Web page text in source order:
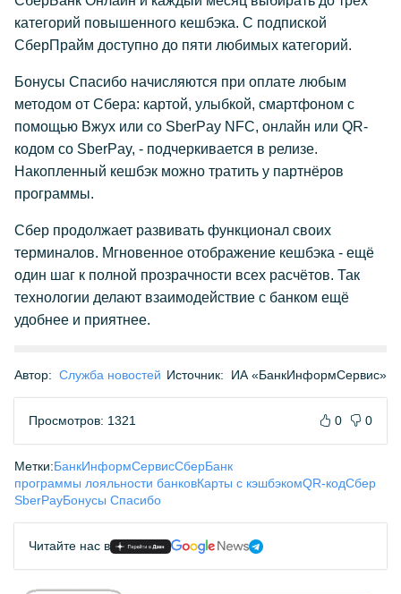
категорий повышенного кешбэка. С подпиской
СберПрайм доступно до пяти любимых категорий.
Бонусы Спасибо начисляются при оплате любым
методом от Сбера: картой, улыбкой, смартфоном с
помощью Вжух или со SberPay NFC, онлайн или QR-
кодом со SberPay, - подчеркивается в релизе.
Накопленный кешбэк можно тратить у партнёров
программы.
Сбер продолжает развивать функционал своих
терминалов. Мгновенное отображение кешбэка - ещё
один шаг к полной прозрачности всех расчётов. Так
технологии делают взаимодействие с банком ещё
удобнее и приятнее.
Автор: Служба новостей Источник: ИА «БанкИнформСервис»
Просмотров: 1321 0 0
Метки:БанкИнформСервисСберБанк
программы лояльности банковКарты с кэшбэкомQR-кодСбер
SberPayБонусы Спасибо
Читайте нас в